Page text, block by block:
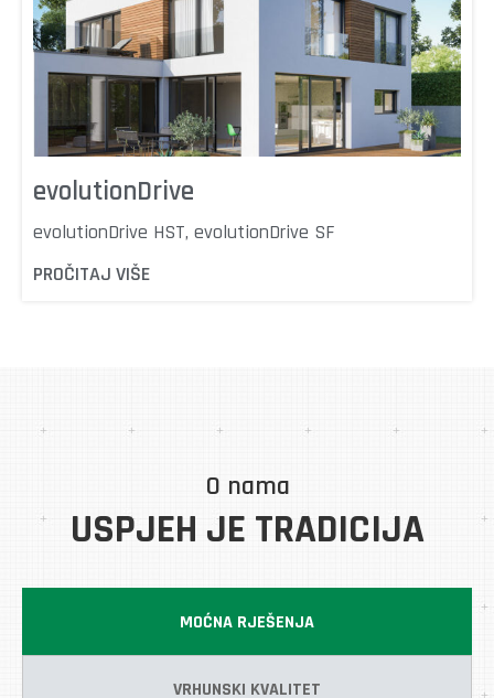
evolutionDrive
evolutionDrive HST, evolutionDrive SF
PROČITAJ VIŠE
O nama
USPJEH JE TRADICIJA
MOĆNA RJEŠENJA
VRHUNSKI KVALITET